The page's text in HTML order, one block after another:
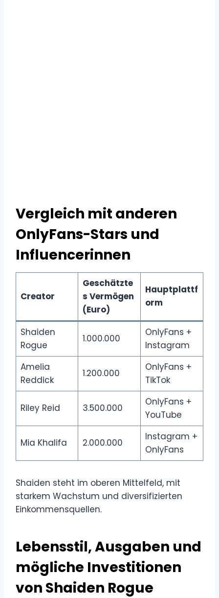
Vergleich mit anderen
OnlyFans-Stars und
Influencerinnen
Creator
Geschätzte
s Vermögen
(Euro)
Hauptplattf
orm
Shaiden
Rogue
1.000.000
OnlyFans +
Instagram
Amelia
Reddick
1.200.000
OnlyFans +
TikTok
Riley Reid 3.500.000
OnlyFans +
YouTube
Mia Khalifa 2.000.000
Instagram +
OnlyFans
Shaiden steht im oberen Mittelfeld, mit
starkem Wachstum und diversifizierten
Einkommensquellen.
Lebensstil, Ausgaben und
mögliche Investitionen
von Shaiden Rogue